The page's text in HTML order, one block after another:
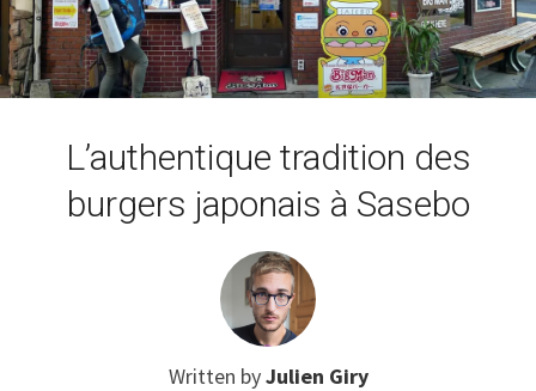
L’authentique tradition des
burgers japonais à Sasebo
Written byJulien Giry